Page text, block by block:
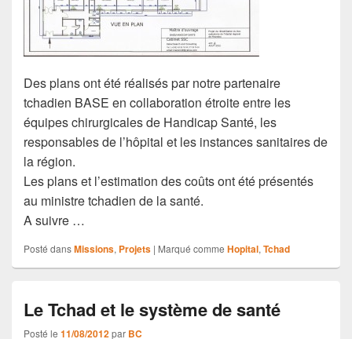
Des plans ont été réalisés par notre partenaire
tchadien BASE en collaboration étroite entre les
équipes chirurgicales de Handicap Santé, les
responsables de l’hôpital et les instances sanitaires de
la région.
Les plans et l’estimation des coûts ont été présentés
au ministre tchadien de la santé.
A suivre …
Posté dansMissions, Projets | Marqué comme Hopital, Tchad
Le Tchad et le système de santé
Posté le 11/08/2012par BC